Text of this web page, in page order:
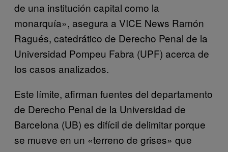
de una institución capital como la
monarquía», asegura a VICE News Ramón
Ragués, catedrático de Derecho Penal de la
Universidad Pompeu Fabra (UPF) acerca de
los casos analizados.
Este límite, afirman fuentes del departamento
de Derecho Penal de la Universidad de
Barcelona (UB) es difícil de delimitar porque
se mueve en un «terreno de grises» que